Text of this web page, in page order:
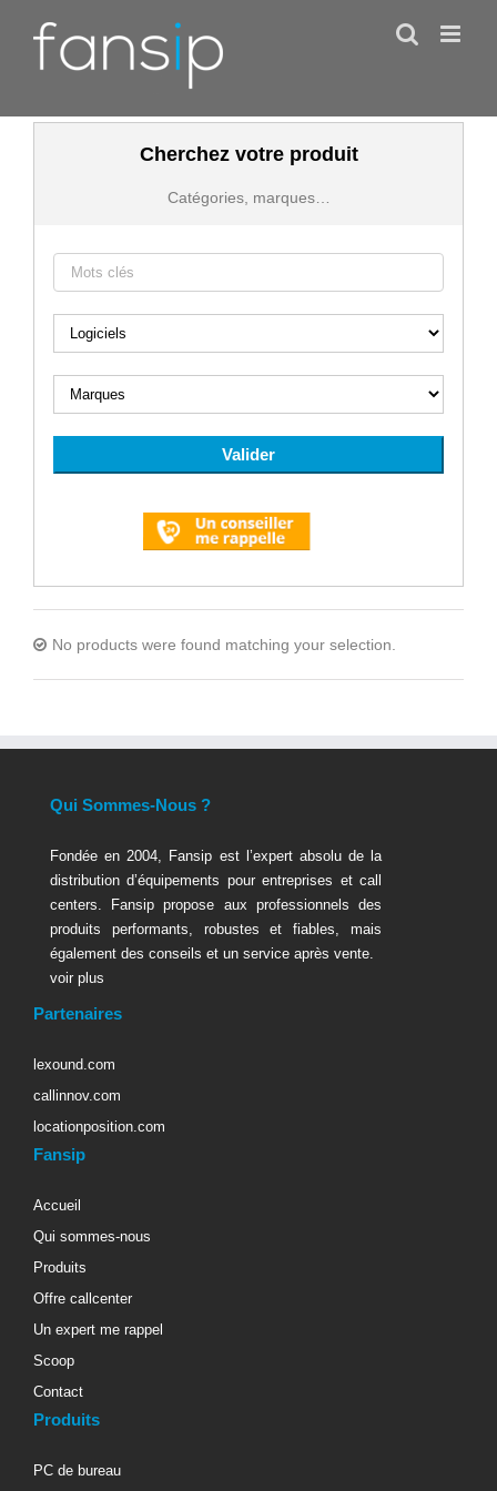
Cherchez votre produit
Catégories, marques…
No products were found matching your selection.
Qui Sommes-Nous ?
Fondée en 2004, Fansip est l’expert absolu de la
distribution d’équipements pour entreprises et call
centers. Fansip propose aux professionnels des
produits performants, robustes et fiables, mais
également des conseils et un service après vente.
voir plus
Partenaires
lexound.com
callinnov.com
locationposition.com
Fansip
Accueil
Qui sommes-nous
Produits
Offre callcenter
Un expert me rappel
Scoop
Contact
Produits
PC de bureau